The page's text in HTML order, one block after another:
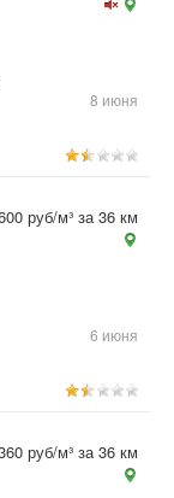
8 июня
6 июня
руб/м³ за 36 км
руб/м³ за 36 км